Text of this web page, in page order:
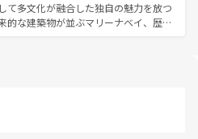
みやすいタイの人々、仏教を中心とし
な観光資源が、訪れる旅人を魅了し続
どころを回れるのも魅力。息をのむよ
な体験まで、香港を存分に楽しみ尽く
て多文化が融合した独自の魅力を放つ
的な建築物が並ぶマリーナベイ、歴史
元の風情を楽しめる外せないスポット